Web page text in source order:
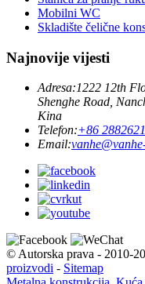
Mobilni WC
Skladište čelične
Najnovije vijesti
Adresa:1222 12th
Shenghe Road,
Kina
Telefon:+86
Email:
© Autorska prava - 2010-
proizvodi - Sitemap